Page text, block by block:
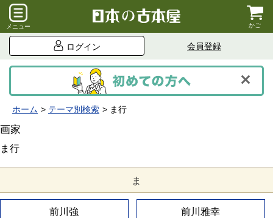
メニュー かご
ログイン 会員登録
ホーム テーマ別検索 ま行
画家
ま行
ま
前川強 前川雅幸